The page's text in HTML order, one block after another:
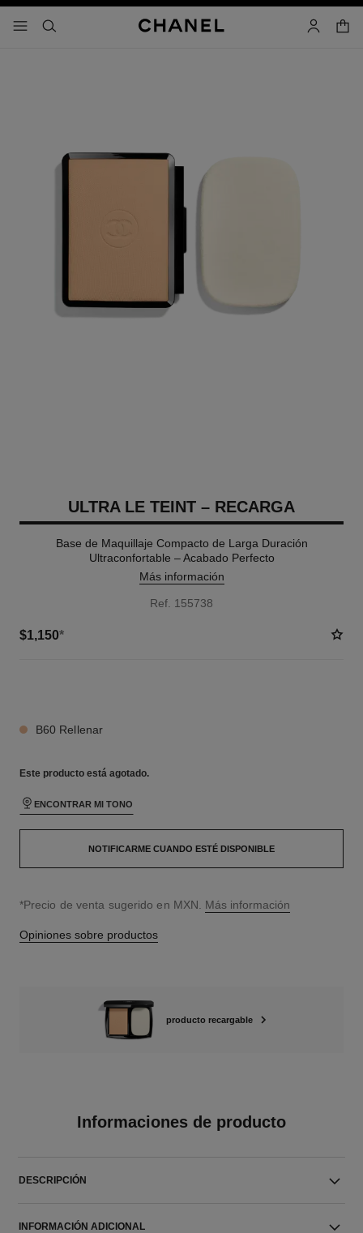
- navegación principal
buscar cuenta
carrito
ULTRA LE TEINT – RECARGA
Base de Maquillaje Compacto de Larga Duración
Ultraconfortable – Acabado Perfecto
Más información
Ref. 155738
$1,150*
B60 Rellenar
Este producto está agotado.
ENCONTRAR MI TONO
NOTIFICARME CUANDO ESTÉ DISPONIBLE
↩
*Precio de venta sugerido en MXN. Más información
Opiniones sobre productos
producto recargable
Informaciones de producto
DESCRIPCIÓN
INFORMACIÓN ADICIONAL